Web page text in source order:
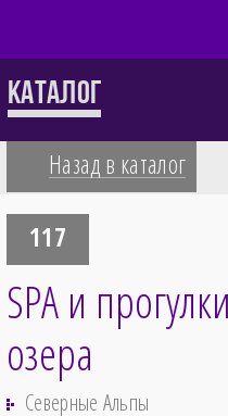
Каталог
Назад в каталог
117
SPA и
озера
Северные Альпы